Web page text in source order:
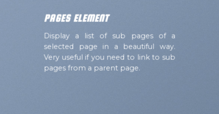
PAGES ELEMENT
Display a list of sub pages of a
selected page in a beautiful way.
Very useful if you need to link to sub
pages from a parent page.